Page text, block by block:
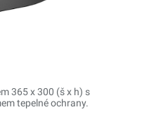
365 x 300 (š x h) s
tepelné ochrany.